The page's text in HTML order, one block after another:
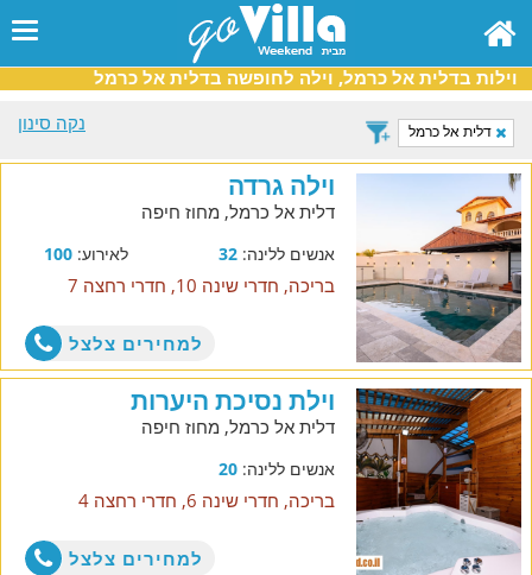
וילות בדלית אל כרמל, וילה לחופשה בדלית אל כרמל
נקה סינון
דלית אל כרמל
וילה גרדה
דלית אל כרמל, מחוז חיפה
אנשים ללינה:32 לאירוע:100
בריכה, חדרי שינה 10, חדרי רחצה 7
למחירים צלצל
וילת נסיכת היערות
דלית אל כרמל, מחוז חיפה
אנשים ללינה:20
בריכה, חדרי שינה 6, חדרי רחצה 4
למחירים צלצל